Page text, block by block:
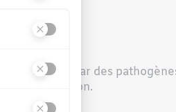
par des
bonne intention.